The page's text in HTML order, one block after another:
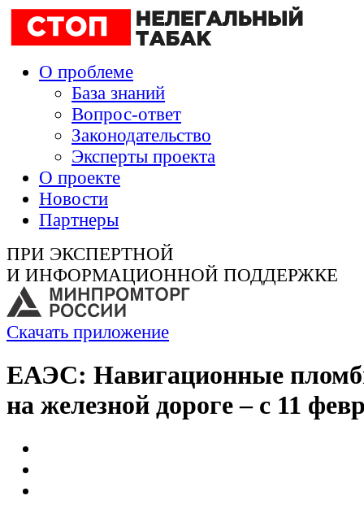
О проблеме
База знаний
Вопрос-ответ
Законодательство
Эксперты проекта
О проекте
Новости
Партнеры
ПРИ ЭКСПЕРТНОЙ
И ИНФОРМАЦИОННОЙ ПОДДЕРЖКЕ
Скачать приложение
ЕАЭС: Навигационные
на железной дороге – с 11